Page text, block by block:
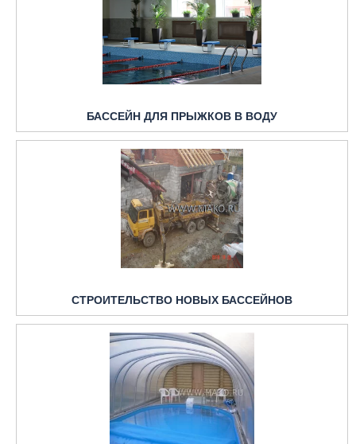
БАССЕЙН ДЛЯ ПРЫЖКОВ В ВОДУ
СТРОИТЕЛЬСТВО НОВЫХ БАССЕЙНОВ